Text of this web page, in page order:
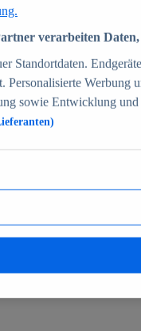
70+
verarbeiten
Standortdaten.
Personalisierte Werbung
sowie Entwicklung